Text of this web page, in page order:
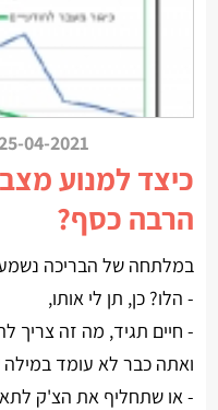
04-2021
כיצד למנוע
הרבה כסף?
במלתחה של הבריכה
- הלו? כן, תן לי אותו,
- חיים תגיד, מה זה צריך
ואתה כבר לא עומד
- או שתחליף את הצ'ק